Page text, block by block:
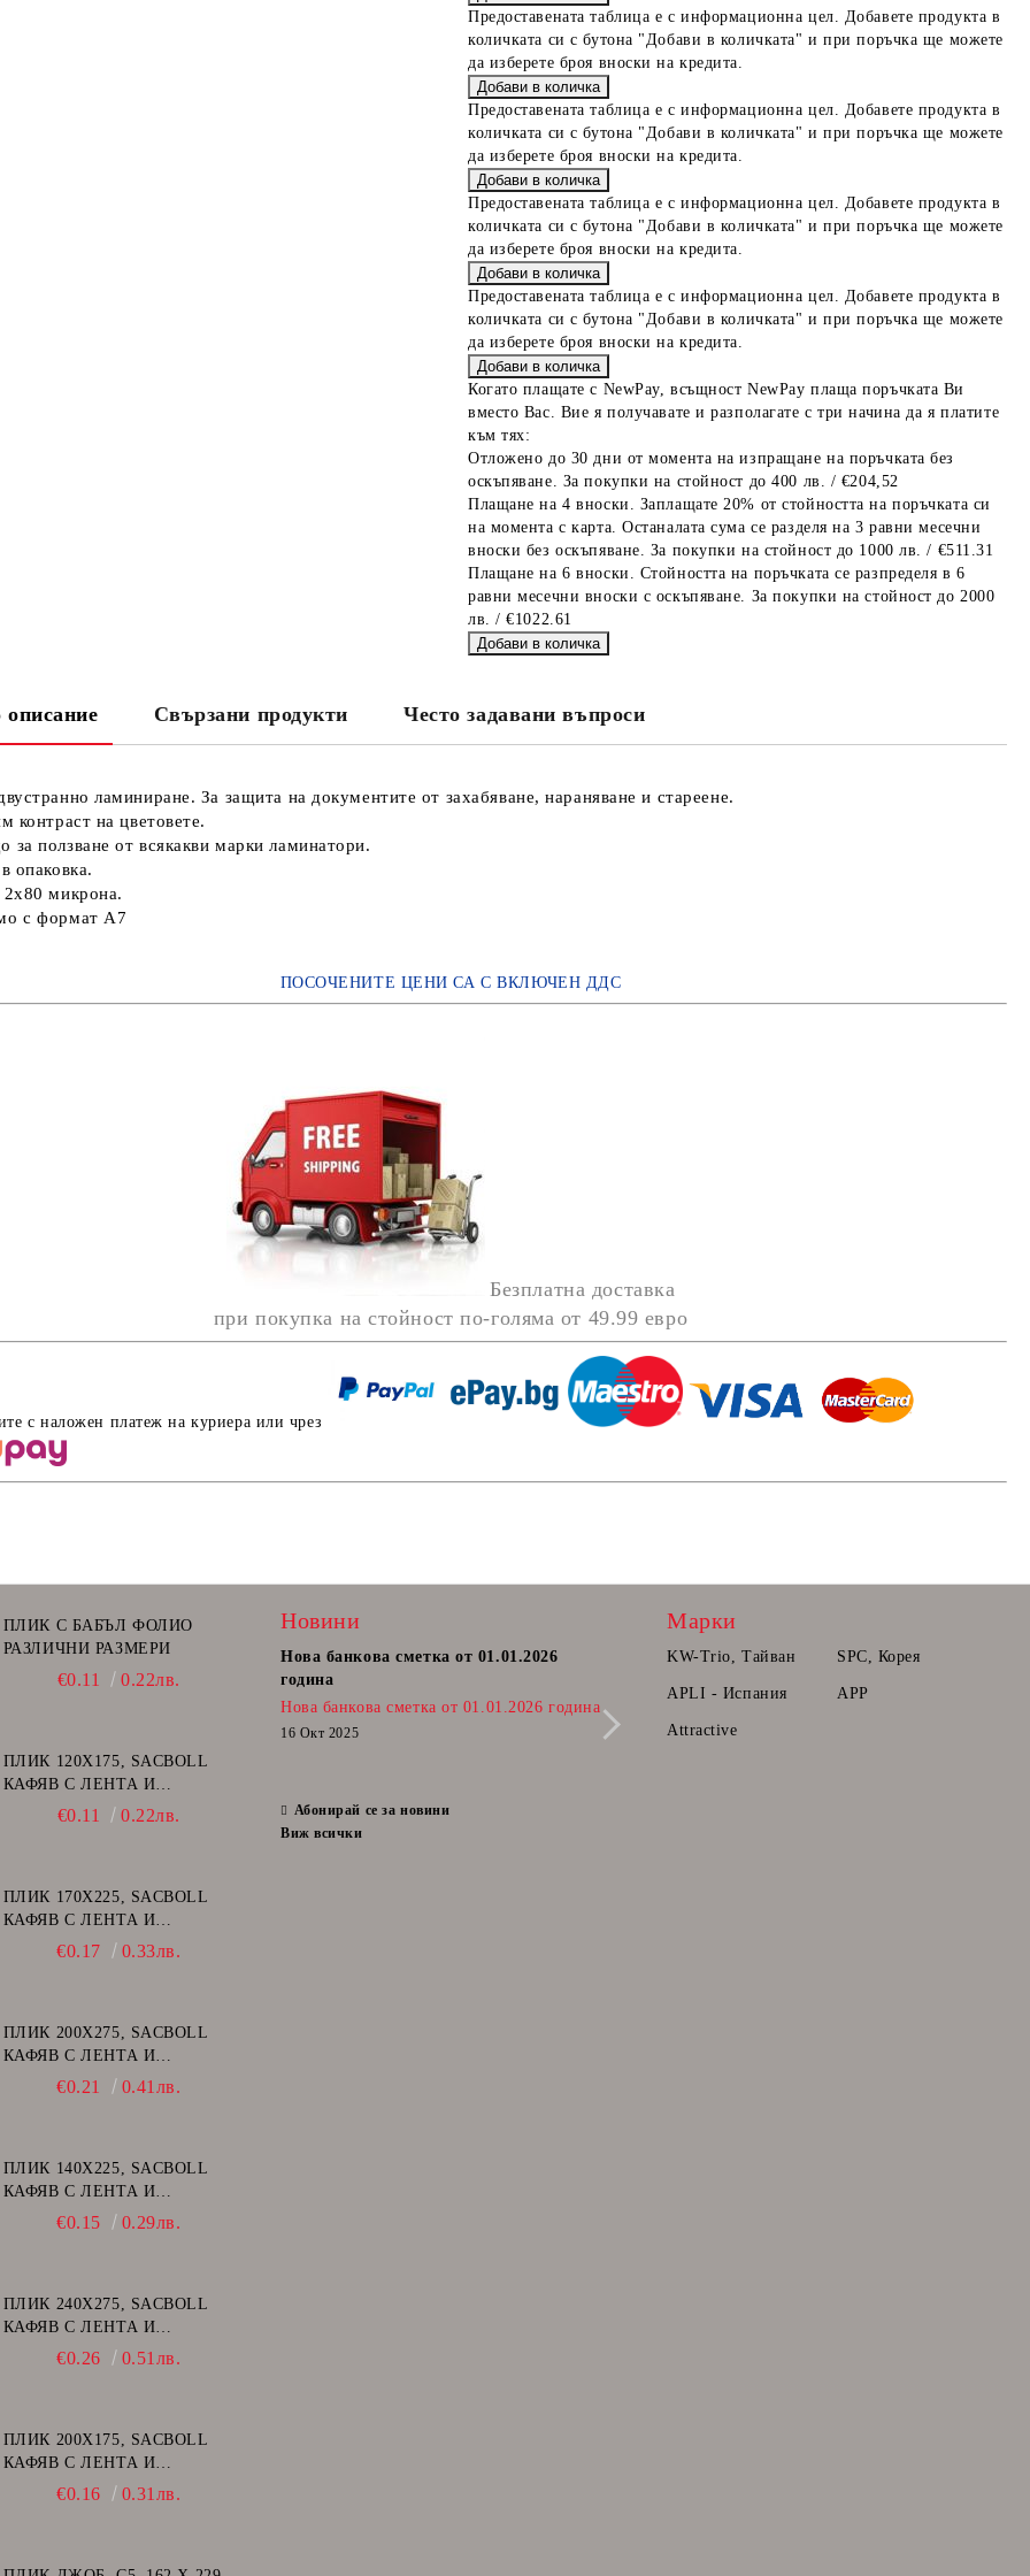
Предоставената таблица е с информационна цел. Добавете продукта в
количката си с бутона "Добави в количката" и при поръчка ще можете
да изберете броя вноски на кредита.
Предоставената таблица е с информационна цел. Добавете продукта в
количката си с бутона "Добави в количката" и при поръчка ще можете
да изберете броя вноски на кредита.
Предоставената таблица е с информационна цел. Добавете продукта в
количката си с бутона "Добави в количката" и при поръчка ще можете
да изберете броя вноски на кредита.
Предоставената таблица е с информационна цел. Добавете продукта в
количката си с бутона "Добави в количката" и при поръчка ще можете
да изберете броя вноски на кредита.
Когато плащате с NewPay, всъщност NewPay плаща поръчката Ви
вместо Вас. Вие я получавате и разполагате с три начина да я платите
към тях:
Отложено до 30 дни от момента на изпращане на поръчката без
оскъпяване. За покупки на стойност до 400 лв. / €204,52
Плащане на 4 вноски. Заплащате 20% от стойността на поръчката си
на момента с карта. Останалата сума се разделя на 3 равни месечни
вноски без оскъпяване. За покупки на стойност до 1000 лв. / €511.31
Плащане на 6 вноски. Стойността на поръчката се разпределя в 6
равни месечни вноски с оскъпяване. За покупки на стойност до 2000
лв. / €1022.61
описание Свързани продукти Често задавани въпроси
ламиниране. За защита на документите от захабяване, нараняване и стареене.
контраст на цветовете.
за ползване от всякакви марки ламинатори.
опаковка.
микрона.
с формат А7
ПОСОЧЕНИТЕ ЦЕНИ СА С ВКЛЮЧЕН ДДС
Безплатна доставка
при покупка на стойност по-голяма от 49.99 евро
с наложен платеж на куриера или чрез
ПЛИК С БАБЪЛ ФОЛИО
РАЗЛИЧНИ РАЗМЕРИ
€0.11 0.22лв.
ПЛИК 120Х175, SACBOLL
КАФЯВ С ЛЕНТА И
ВЪЗДУШНИ МЕХУРИ - А/11
€0.11 0.22лв.
ПЛИК 170Х225, SACBOLL
КАФЯВ С ЛЕНТА И
ВЪЗДУШНИ МЕХУРИ - C/13
€0.17 0.33лв.
ПЛИК 200Х275, SACBOLL
КАФЯВ С ЛЕНТА И
ВЪЗДУШНИ МЕХУРИ - D/14
€0.21 0.41лв.
ПЛИК 140Х225, SACBOLL
КАФЯВ С ЛЕНТА И
ВЪЗДУШНИ МЕХУРИ - В/12
€0.15 0.29лв.
ПЛИК 240Х275, SACBOLL
КАФЯВ С ЛЕНТА И
ВЪЗДУШНИ МЕХУРИ - E/15
€0.26 0.51лв.
ПЛИК 200Х175, SACBOLL
КАФЯВ С ЛЕНТА И
ВЪЗДУШНИ МЕХУРИ - CD
€0.16 0.31лв.
Новини
Нова банкова сметка от 01.01.2026
година
Нова банкова сметка от 01.01.2026 година
16 Окт 2025
Постоянна количка.
Радваме се да Ви съобщим, че вече може
които ще може да поръчате в бъдещ
Абонирай се за новини
Виж всички
Марки
KW-Trio, Тайван SPC, Корея
APLI - Испания APP
Attractive